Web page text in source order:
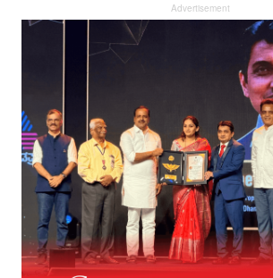
Advertisement